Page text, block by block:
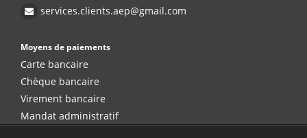
services.clients.aep@gmail.com
Moyens de paiements
Carte bancaire
Chèque bancaire
Virement bancaire
Mandat administratif